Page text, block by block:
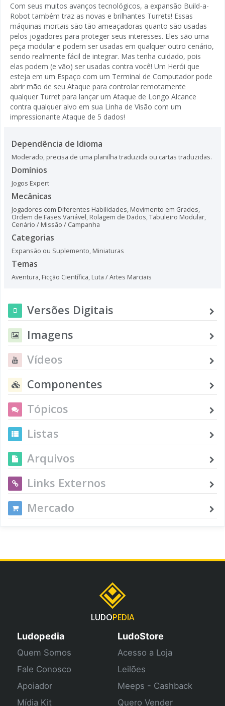
Com seus muitos avanços tecnológicos, a expansão Build-a-
Robot também traz as novas e brilhantes Turrets! Essas
máquinas mortais são tão ameaçadoras quanto são usadas
pelos jogadores para proteger seus interesses. Eles são uma
peça modular e podem ser usadas em qualquer outro cenário,
sendo realmente fácil de integrar. Mas tenha cuidado, pois
elas podem (e vão) ser usadas contra você! Um Herói que
esteja em um Espaço com um Terminal de Computador pode
abrir mão de seu Ataque para controlar remotamente
qualquer Turret para lançar um Ataque de Longo Alcance
contra qualquer alvo em sua Linha de Visão com um
impressionante Ataque de 5 dados!
Dependência de Idioma
Moderado, precisa de uma planilha traduzida ou cartas traduzidas.
Domínios
Jogos Expert
Mecânicas
Jogadores com Diferentes Habilidades, Movimento em Grades,
Ordem de Fases Variável, Rolagem de Dados,Tabuleiro Modular,
Cenário / Missão / Campanha
Categorias
Expansão ou Suplemento, Miniaturas
Temas
Aventura, Ficção Científica, Luta / Artes Marciais
Versões Digitais
Imagens
Vídeos
Componentes
Tópicos
Listas
Arquivos
Links Externos
Mercado
LUDOPEDIA
Ludopedia
Quem Somos
Fale Conosco
Apoiador
Mídia Kit
LudoStore
Acesso a Loja
Leilões
Meeps - Cashback
Quero Vender